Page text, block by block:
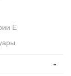
Е
-